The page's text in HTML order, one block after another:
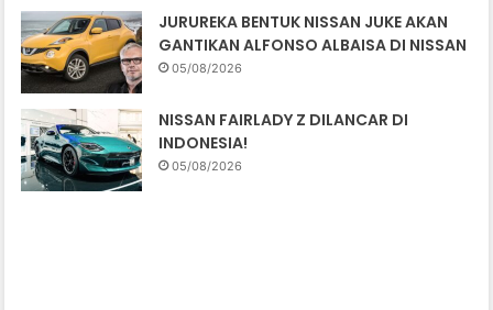
JURUREKA BENTUK NISSAN JUKE AKAN
GANTIKAN ALFONSO ALBAISA DI NISSAN
05/08/2026
NISSAN FAIRLADY Z DILANCAR DI
INDONESIA!
05/08/2026